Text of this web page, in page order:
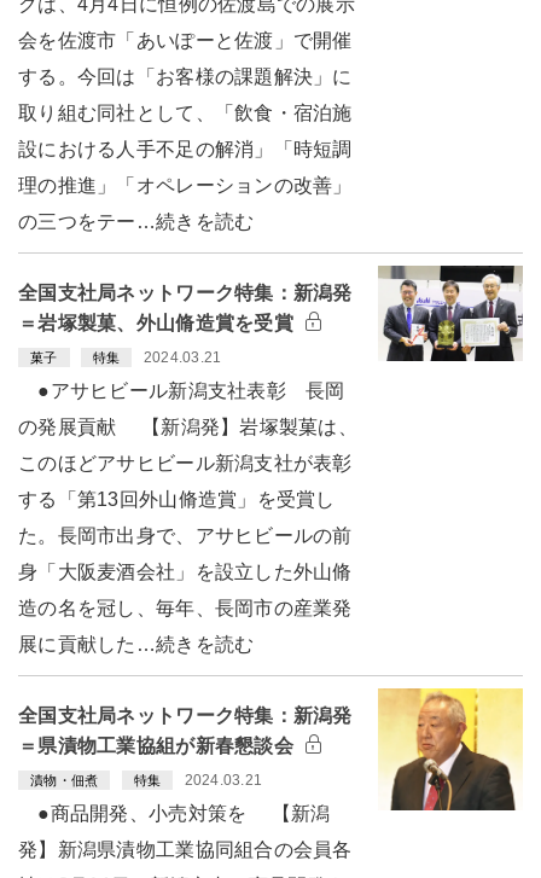
クは、4月4日に恒例の佐渡島での展示
会を佐渡市「あいぽーと佐渡」で開催
する。今回は「お客様の課題解決」に
取り組む同社として、「飲食・宿泊施
設における人手不足の解消」「時短調
理の推進」「オペレーションの改善」
の三つをテー…続きを読む
全国支社局ネットワーク特集：新潟発
＝岩塚製菓、外山脩造賞を受賞
菓子 特集 2024.03.21
●アサヒビール新潟支社表彰 長岡
の発展貢献 【新潟発】岩塚製菓は、
このほどアサヒビール新潟支社が表彰
する「第13回外山脩造賞」を受賞し
た。長岡市出身で、アサヒビールの前
身「大阪麦酒会社」を設立した外山脩
造の名を冠し、毎年、長岡市の産業発
展に貢献した…続きを読む
全国支社局ネットワーク特集：新潟発
＝県漬物工業協組が新春懇談会
漬物・佃煮 特集 2024.03.21
●商品開発、小売対策を 【新潟
発】新潟県漬物工業協同組合の会員各